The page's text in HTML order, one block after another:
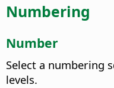
Numbering
Number
Select a numbering
levels.